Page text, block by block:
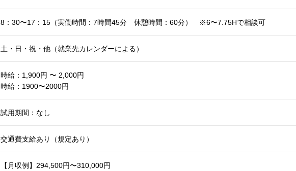
8：30〜17：15（実働時間：7時間45分 休憩時間：60分） ※6〜7.75Hで相談可
土・日・祝・他（就業先カレンダーによる）
時給：1,900円 〜 2,000円
時給：1900〜2000円
試用期間：なし
交通費支給あり（規定あり）
【月収例】294,500円〜310,000円